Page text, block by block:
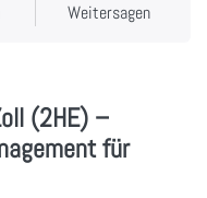
Weitersagen
(2HE) –
für